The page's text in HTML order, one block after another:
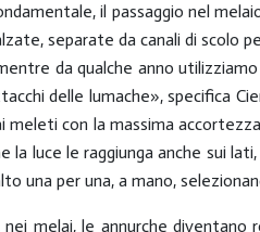
il passaggio nel
separate da canali di scolo
da qualche anno
delle lumache», specifica
meleti con la massima
la luce le raggiunga anche sui
una per una, a mano,
nei melai, le annurche